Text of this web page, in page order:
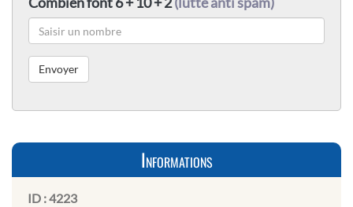
Informations
ID :4223